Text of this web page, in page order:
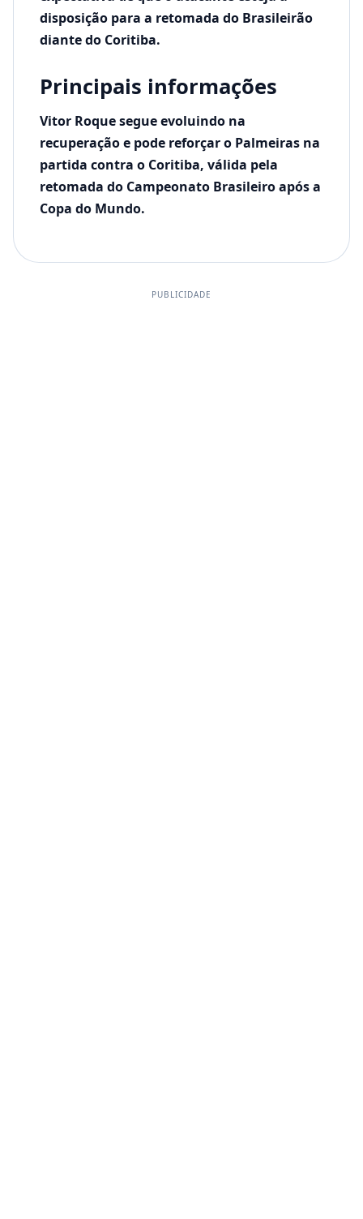
disposição para a retomada do Brasileirão
diante do Coritiba.
Principais informações
Vitor Roque segue evoluindo na
recuperação e pode reforçar o Palmeiras na
partida contra o Coritiba, válida pela
retomada do Campeonato Brasileiro após a
Copa do Mundo.
PUBLICIDADE